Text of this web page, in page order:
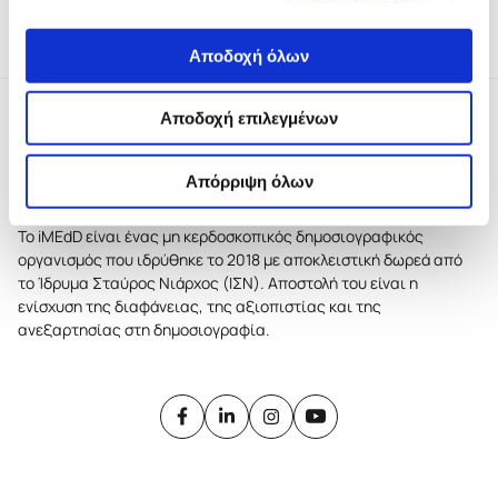
Αποδοχή όλων
Αποδοχή επιλεγμένων
Απόρριψη όλων
Το iMEdD είναι ένας μη κερδοσκοπικός δημοσιογραφικός
οργανισμός που ιδρύθηκε το 2018 με αποκλειστική δωρεά από
το Ίδρυμα Σταύρος Νιάρχος (ΙΣΝ). Αποστολή του είναι η
ενίσχυση της διαφάνειας, της αξιοπιστίας και της
ανεξαρτησίας στη δημοσιογραφία.